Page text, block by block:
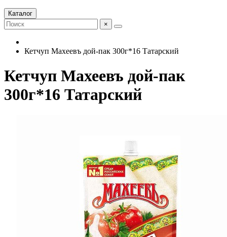
Каталог
×
Кетчуп Махеевъ дой-пак 300г*16 Татарский
Кетчуп Махеевъ дой-пак
300г*16 Татарский